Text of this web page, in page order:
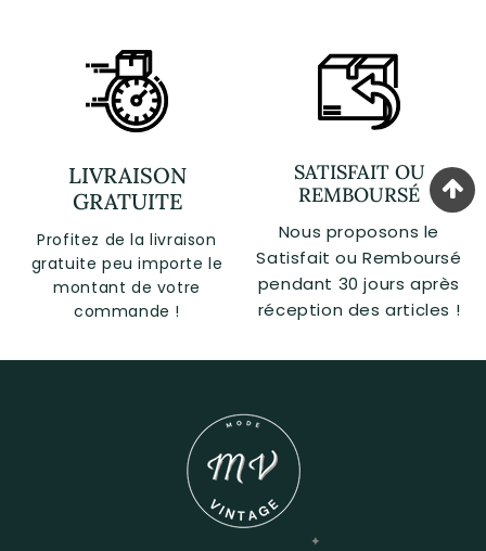
LIVRAISON
GRATUITE
Profitez de la livraison
gratuite peu importe le
montant de votre
commande !
SATISFAIT OU
REMBOURSÉ
Nous proposons le
Satisfait ou Remboursé
pendant 30 jours après
réception des articles !